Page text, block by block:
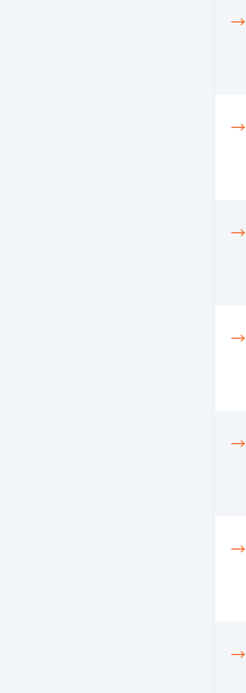
→
→
→
→
→
→
→